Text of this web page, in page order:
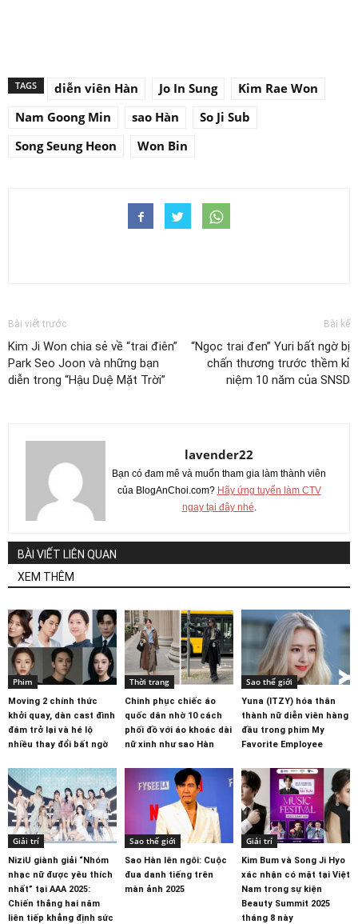
TAGS diễn viên Hàn Jo In Sung
Kim Rae Won
Nam Goong Min
sao Hàn
So Ji Sub
Song Seung Heon
Won Bin
Bài viết trước
Kim Ji Won chia sẻ về “trai điên”
Park Seo Joon và những bạn
diễn trong “Hậu Duệ Mặt Trời”
Bài kế
“Ngọc trai đen” Yuri bất ngờ bị
chấn thương trước thềm kỉ
niệm 10 năm của SNSD
lavender22
Bạn có đam mê và muốn tham gia làm thành viên
của BlogAnChoi.com? Hãy ứng tuyển làm CTV
ngay tại đây nhé
BÀI VIẾT LIÊN QUAN
XEM THÊM
Phim
Moving 2 chính thức
khởi quay, dàn cast đình
đám trở lại và hé lộ
nhiều thay đổi bất ngờ
Thời trang
Chinh phục chiếc áo
quốc dân nhờ 10 cách
phối đồ với áo khoác dài
nữ xinh như sao Hàn
Sao thế giới
Yuna (ITZY) hóa thân
thành nữ diễn viên hàng
đầu trong phim My
Favorite Employee
Giải trí
NiziU giành giải “Nhóm
nhạc nữ được yêu thích
nhất” tại AAA 2025:
Chiến thắng hai năm
liên tiếp khẳng định sức
Sao thế giới
Sao Hàn lên ngôi: Cuộc
đua danh tiếng trên
màn ảnh 2025
Giải trí
Kim Bum và Song Ji Hyo
xác nhận có mặt tại Việt
Nam trong sự kiện
Beauty Summit 2025
tháng 8 này